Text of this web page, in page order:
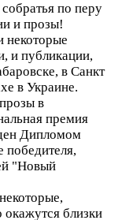
по перу
и прозы!
некоторые
и публикации,
в Санкт
в Украине.
в
премия
Дипломом
победителя,
"Новый
близки